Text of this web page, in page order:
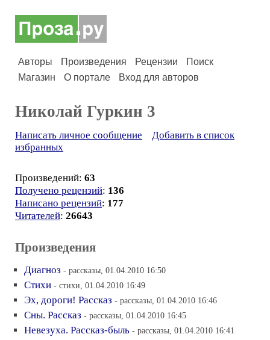
Авторы Произведения Рецензии
Поиск
Магазин
О портале Вход для авторов
Николай Гуркин 3
Написать личное сообщение
Добавить в список
избранных
Произведений: 63
Получено рецензий: 136
Написано рецензий: 177
Читателей: 26643
Произведения
Диагноз - рассказы, 01.04.2010 16:50
Стихи - стихи, 01.04.2010 16:49
Эх, дороги! Рассказ - рассказы, 01.04.2010 16:46
Сны. Рассказ - рассказы, 01.04.2010 16:45
Невезуха. Рассказ-быль - рассказы, 01.04.2010 16:41